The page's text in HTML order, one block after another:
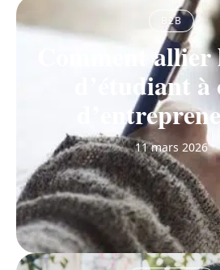
B2B
Comment
d’étudiant
11 mars 2026